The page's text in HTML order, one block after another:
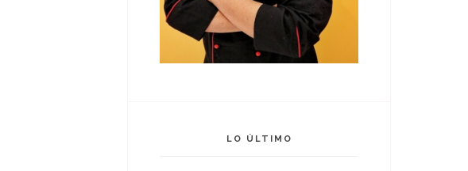
LO ÚLTIMO